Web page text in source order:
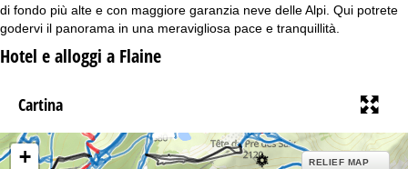
di fondo più alte e con maggiore garanzia neve delle Alpi. Qui potrete
godervi il panorama in una meravigliosa pace e tranquillità.
Hotel e alloggi a Flaine
Cartina
+ RELIEF MAP